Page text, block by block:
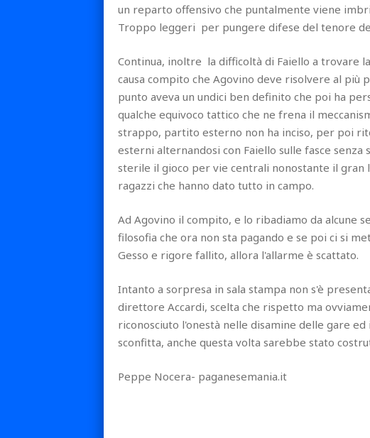
un reparto offensivo che puntalmente viene
Troppo leggeri per pungere difese del tenore
Continua, inoltre la difficoltà di Faiello a trovare
causa compito che Agovino deve risolvere al più
punto aveva un undici ben definito che poi ha
qualche equivoco tattico che ne frena il
strappo, partito esterno non ha inciso, per poi
esterni alternandosi con Faiello sulle fasce
sterile il gioco per vie centrali nonostante il gran
ragazzi che hanno dato tutto in campo.
Ad Agovino il compito, e lo ribadiamo da alcune
filosofia che ora non sta pagando e se poi ci si
Gesso e rigore fallito, allora l'allarme è scattato.
Intanto a sorpresa in sala stampa non s'è
direttore Accardi, scelta che rispetto ma
riconosciuto l'onestà nelle disamine delle gare
sconfitta, anche questa volta sarebbe stato
Peppe Nocera- paganesemania.it